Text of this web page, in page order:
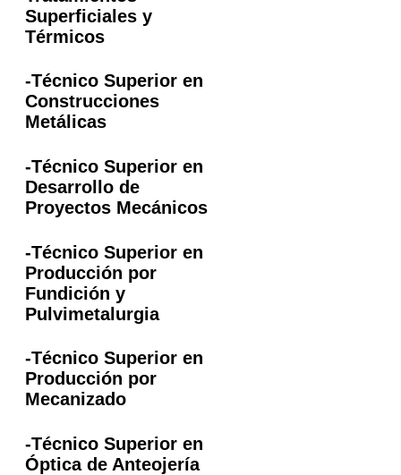
Superficiales y
Térmicos
-Técnico Superior en
Construcciones
Metálicas
-Técnico Superior en
Desarrollo de
Proyectos Mecánicos
-Técnico Superior en
Producción por
Fundición y
Pulvimetalurgia
-Técnico Superior en
Producción por
Mecanizado
-Técnico Superior en
Óptica de Anteojería